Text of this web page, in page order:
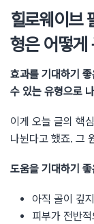
힐로웨이브
형은 어떻게
효과를 기대하기
수 있는 유형으로
이게 오늘 글의 핵
나뉜다고 했죠. 그
도움을 기대하기
아직 골이 깊
피부가 전반